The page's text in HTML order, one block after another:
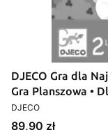
DJECO Gra dla
Gra Planszowa •
PRODUCENT
DJECO
Cena
89,90 zł